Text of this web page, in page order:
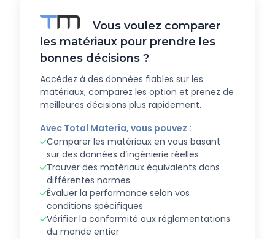
Vous voulez comparer
les matériaux pour prendre les
bonnes décisions ?
Accédez à des données fiables sur les
matériaux, comparez les option et prenez de
meilleures décisions plus rapidement.
Avec Total Materia, vous pouvez :
Comparer les matériaux en vous basant
sur des données d’ingénierie réelles
Trouver des matériaux équivalents dans
différentes normes
Évaluer la performance selon vos
conditions spécifiques
Vérifier la conformité aux réglementations
du monde entier